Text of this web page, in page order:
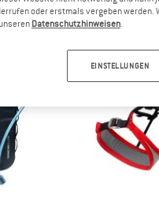
oder erstmals vergeben
Datenschutzhinweisen.
EINSTELLUNGEN